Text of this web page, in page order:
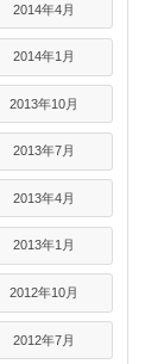
2014年4月
2014年1月
2013年10月
2013年7月
2013年4月
2013年1月
2012年10月
2012年7月